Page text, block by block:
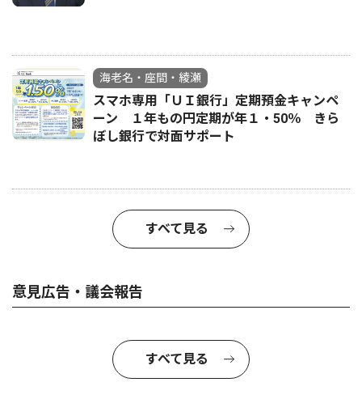
海老名・座間・綾瀬
スマホ専用「ＵＩ銀行」定期預金キャンペ
ーン １年もの円定期が年１・50％ きら
ぼし銀行で対面サポート
すべて見る
意見広告・議会報告
すべて見る